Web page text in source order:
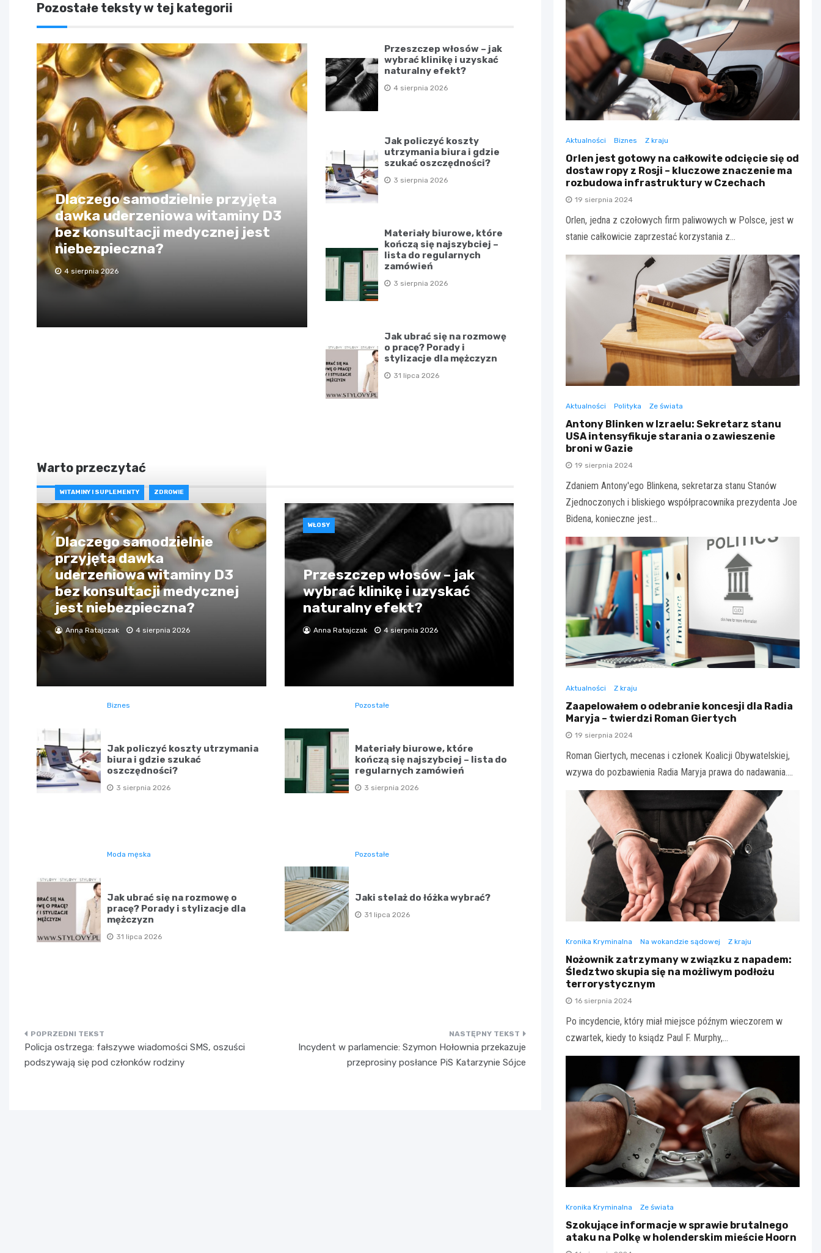
Pozostałe teksty w tej kategorii
Dlaczego samodzielnie przyjęta
dawka uderzeniowa witaminy D3
bez konsultacji medycznej jest
niebezpieczna?
4 sierpnia 2026
Przeszczep włosów – jak
wybrać klinikę i uzyskać
naturalny efekt?
4 sierpnia 2026
Jak policzyć koszty
utrzymania biura i gdzie
szukać oszczędności?
3 sierpnia 2026
Materiały biurowe, które
kończą się najszybciej –
lista do regularnych
zamówień
3 sierpnia 2026
Jak ubrać się na rozmowę
o pracę? Porady i
stylizacje dla mężczyzn
31 lipca 2026
Warto przeczytać
WITAMINY I SUPLEMENTY ZDROWIE
Dlaczego samodzielnie
przyjęta dawka
uderzeniowa witaminy D3
bez konsultacji medycznej
jest niebezpieczna?
Anna Ratajczak 4 sierpnia 2026
WŁOSY
Przeszczep włosów – jak
wybrać klinikę i uzyskać
naturalny efekt?
Anna Ratajczak 4 sierpnia 2026
Biznes
Jak policzyć koszty utrzymania
biura i gdzie szukać
oszczędności?
3 sierpnia 2026
Pozostałe
Materiały biurowe, które
kończą się najszybciej – lista do
regularnych zamówień
3 sierpnia 2026
Moda męska
Jak ubrać się na rozmowę o
pracę? Porady i stylizacje dla
mężczyzn
31 lipca 2026
Pozostałe
Jaki stelaż do łóżka wybrać?
31 lipca 2026
Nawigacja
wpisu
Policja ostrzega: fałszywe wiadomości SMS, oszuści
podszywają się pod członków rodziny
Incydent w parlamencie: Szymon Hołownia przekazuje
przeprosiny posłance PiS Katarzynie Sójce
Aktualności Biznes Z kraju
Orlen jest gotowy na całkowite odcięcie się od
dostaw ropy z Rosji – kluczowe znaczenie ma
rozbudowa infrastruktury w Czechach
19 sierpnia 2024
Orlen, jedna z czołowych firm paliwowych w Polsce, jest w
stanie całkowicie zaprzestać korzystania z…
Aktualności Polityka Ze świata
Antony Blinken w Izraelu: Sekretarz stanu
USA intensyfikuje starania o zawieszenie
broni w Gazie
19 sierpnia 2024
Zdaniem Antony'ego Blinkena, sekretarza stanu Stanów
Zjednoczonych i bliskiego współpracownika prezydenta Joe
Bidena, konieczne jest…
Aktualności Z kraju
Zaapelowałem o odebranie koncesji dla Radia
Maryja – twierdzi Roman Giertych
19 sierpnia 2024
Roman Giertych, mecenas i członek Koalicji Obywatelskiej,
wzywa do pozbawienia Radia Maryja prawa do nadawania.…
Kronika Kryminalna Na wokandzie sądowej Z kraju
Nożownik zatrzymany w związku z napadem:
Śledztwo skupia się na możliwym podłożu
terrorystycznym
16 sierpnia 2024
Po incydencie, który miał miejsce późnym wieczorem w
czwartek, kiedy to ksiądz Paul F. Murphy,…
Kronika Kryminalna Ze świata
Szokujące informacje w sprawie brutalnego
ataku na Polkę w holenderskim mieście Hoorn